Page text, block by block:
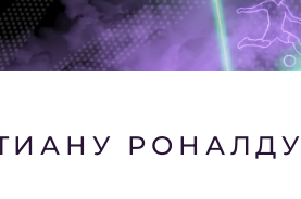
РОНАЛДУ